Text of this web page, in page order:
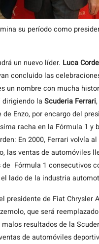
su período como
un nuevo líder. Luca
concluido las
un nombre con mucha
dirigiendo la Scuderia Ferrari
Enzo, por encargo del
racha en la Fórmula 1
En 2000, Ferrari volvía
las ventas de automóviles
Fórmula 1 consecutivos
lado de la industria
presidente de Fiat Chrysler
que será
resultados de la
de automóviles